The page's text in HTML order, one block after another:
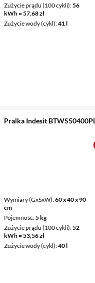
Zużycie prądu (100 cykli) 56
kWh = 57,68 zł
Zużycie wody (cykl) 41 l
Pralka Indesit
Wymiary (GxSxW) 60 x 40 x 90
cm
Pojemność 5 kg
Zużycie prądu (100 cykli) 52
kWh = 53,56 zł
Zużycie wody (cykl) 40 l